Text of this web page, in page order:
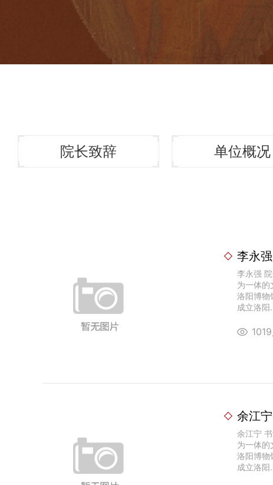
院长致辞 单位概况
李永
李永强
为一体
洛阳博物
成立洛阳
余江
余江宁
为一体
洛阳博物
成立洛阳